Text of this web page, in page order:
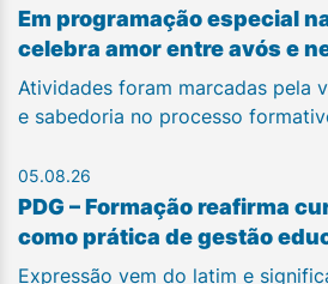
Em programação especial
celebra amor entre avós e
Atividades foram marcadas pela
e sabedoria no processo
05.08.26
PDG – Formação reafirma
como prática de gestão
Expressão vem do latim e